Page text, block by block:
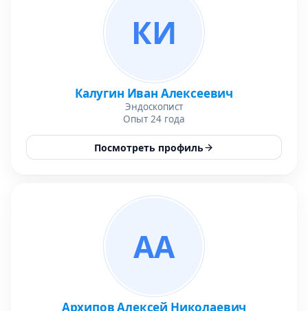
КИ
Калугин Иван Алексеевич
Эндоскопист
Опыт 24 года
Посмотреть профиль
АА
Архипов Алексей Николаевич